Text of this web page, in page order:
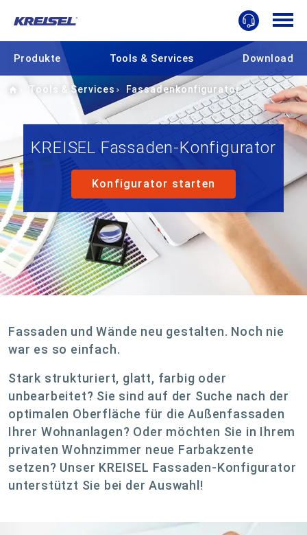
Produkte Tools & Services Download
Home
Tools & Services Fassadenkonfigurator
KREISEL Fassaden-Konfigurator
Konfigurator starten
Fassaden und Wände neu gestalten. Noch nie
war es so einfach.
Stark strukturiert, glatt, farbig oder
unbearbeitet? Sie sind auf der Suche nach der
optimalen Oberfläche für die Außenfassaden
Ihrer Wohnanlagen? Oder möchten Sie in Ihrem
privaten Wohnzimmer neue Farbakzente
setzen? Unser KREISEL Fassaden-Konfigurator
unterstützt Sie bei der Auswahl!